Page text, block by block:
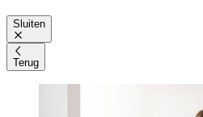
Sluiten
Terug